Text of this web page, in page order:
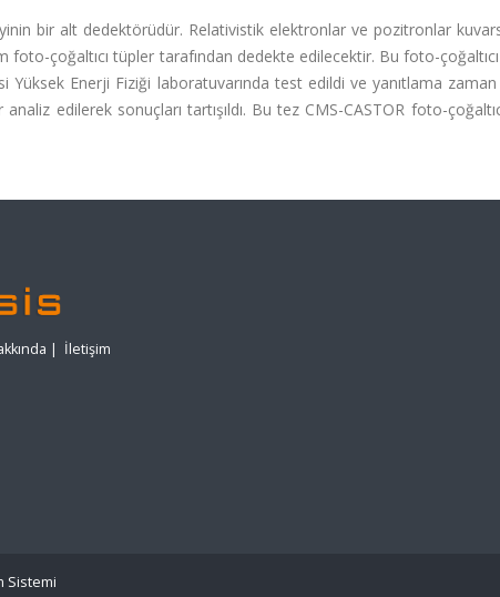
bir alt dedektörüdür. Relativistik elektronlar ve pozitronlar kuvars
foto-çoğaltıcı tüpler tarafından dedekte edilecektir. Bu foto-
Yüksek Enerji Fiziği laboratuvarında test edildi ve yanıtlama
edilerek sonuçları tartışıldı. Bu tez CMS-CASTOR foto-
| İletişim
Sistemi